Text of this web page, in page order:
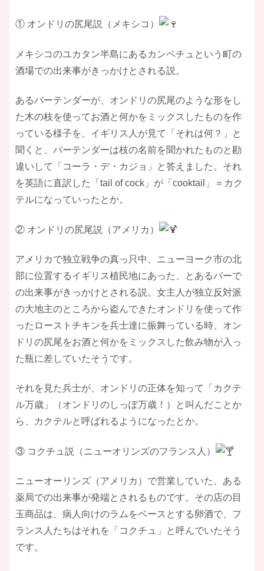
① オンドリの尻尾説（メキシコ）
メキシコのユカタン半島にあるカンペチュという町の
酒場での出来事がきっかけとされる説。
あるバーテンダーが、オンドリの尻尾のような形をし
た木の枝を使ってお酒と何かをミックスしたものを作
っている様子を、イギリス人が見て「それは何？」と
聞くと、バーテンダーは枝の名前を聞かれたものと勘
違いして「コーラ・デ・カジョ」と答えました。それ
を英語に直訳した「tail of cock」が「cooktail」＝カク
テルになっていったとか。
② オンドリの尻尾説（アメリカ）
アメリカで独立戦争の真っ只中、ニューヨーク市の北
部に位置するイギリス植民地にあった、とあるバーで
の出来事がきっかけとされる説。女主人が独立反対派
の大地主のところから盗んできたオンドリを使って作
ったローストチキンを兵士達に振舞っている時、オン
ドリの尻尾をお酒と何かをミックスした飲み物が入っ
た瓶に差していたそうです。
それを見た兵士が、オンドリの正体を知って「カクテ
ル万歳」（オンドリのしっぽ万歳！）と叫んだことか
ら、カクテルと呼ばれるようになったとか。
③ コクチュ説（ニューオリンズのフランス人）
ニューオーリンズ（アメリカ）で営業していた、ある
薬局での出来事が発端とされるものです。その店の目
玉商品は、病人向けのラムをベースとする卵酒で、フ
ランス人たちはそれを「コクチュ」と呼んでいたそう
です。